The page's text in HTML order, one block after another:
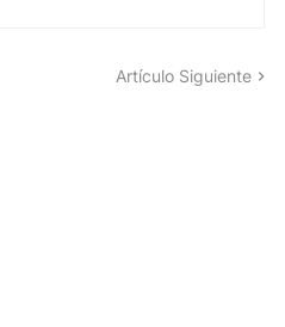
Artículo Siguiente